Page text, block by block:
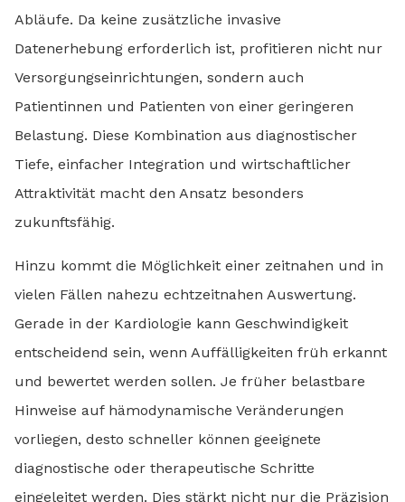
Abläufe. Da keine zusätzliche invasive
Datenerhebung erforderlich ist, profitieren nicht nur
Versorgungseinrichtungen, sondern auch
Patientinnen und Patienten von einer geringeren
Belastung. Diese Kombination aus diagnostischer
Tiefe, einfacher Integration und wirtschaftlicher
Attraktivität macht den Ansatz besonders
zukunftsfähig.
Hinzu kommt die Möglichkeit einer zeitnahen und in
vielen Fällen nahezu echtzeitnahen Auswertung.
Gerade in der Kardiologie kann Geschwindigkeit
entscheidend sein, wenn Auffälligkeiten früh erkannt
und bewertet werden sollen. Je früher belastbare
Hinweise auf hämodynamische Veränderungen
vorliegen, desto schneller können geeignete
diagnostische oder therapeutische Schritte
eingeleitet werden. Dies stärkt nicht nur die Präzision